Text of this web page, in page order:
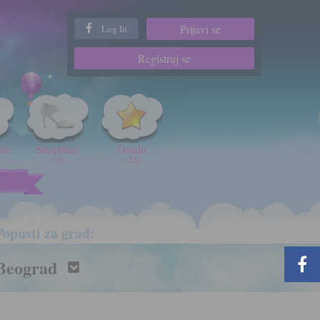
Log In
Prijavi se
Registruj se
Shopping
(16)
Ostalo
(22)
za grad: